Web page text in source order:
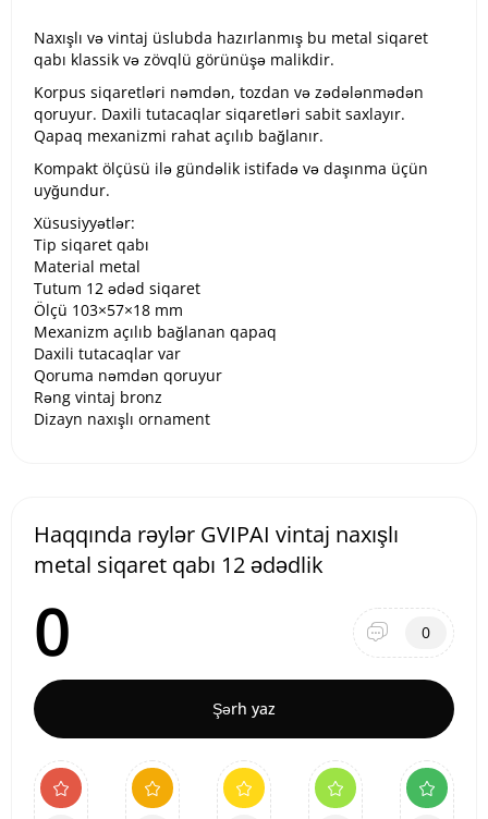
Naxışlı və vintaj üslubda hazırlanmış bu metal siqaret
qabı klassik və zövqlü görünüşə malikdir.
Korpus siqaretləri nəmdən, tozdan və zədələnmədən
qoruyur. Daxili tutacaqlar siqaretləri sabit saxlayır.
Qapaq mexanizmi rahat açılıb bağlanır.
Kompakt ölçüsü ilə gündəlik istifadə və daşınma üçün
uyğundur.
Xüsusiyyətlər:
Tip siqaret qabı
Material metal
Tutum 12 ədəd siqaret
Ölçü 103×57×18 mm
Mexanizm açılıb bağlanan qapaq
Daxili tutacaqlar var
Qoruma nəmdən qoruyur
Rəng vintaj bronz
Dizayn naxışlı ornament
Haqqında rəylər GVIPAI vintaj naxışlı
metal siqaret qabı 12 ədədlik
0 0
Şərh yaz